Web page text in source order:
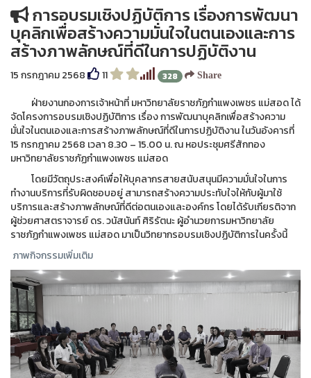
การอบรมเชิงปฏิบัติการ เรื่องการพัฒนา
บุคลิกเพื่อสร้างความมั่นใจในตนเองและการ
สร้างภาพลักษณ์ที่ดีในการปฏิบัติงาน
15 กรกฎาคม 2568 11 328 Share
ฝ่ายงานกองการเจ้าหน้าที่ มหาวิทยาลัยราชภัฏกำแพงเพชร แม่สอด ได้
จัดโครงการอบรมเชิงปฏิบัติการ เรื่อง การพัฒนาบุคลิกเพื่อสร้างความ
มั่นใจในตนเองและการสร้างภาพลักษณ์ที่ดีในการปฏิบัติงาน ในวันอังคารที่
15 กรกฎาคม 2568 เวลา 8.30 – 15.00 น. ณ หอประชุมศรีสักทอง
มหาวิทยาลัยราชภัฏกำแพงเพชร แม่สอด
โดยมีวัตถุประสงค์เพื่อให้บุคลากรสายสนับสนุนมีความมั่นใจในการ
ทำงานบริการที่รับผิดชอบอยู่ สามารถสร้างความประทับใจให้กับผู้มาใช้
บริการและสร้างภาพลักษณ์ที่ดีต่อตนเองและองค์กร โดยได้รับเกียรติจาก
ผู้ช่วยศาสตราจารย์ ดร. วนัสนันท์ ศิริรัตนะ ผู้อำนวยการมหาวิทยาลัย
ราชภัฏกำแพงเพชร แม่สอด มาเป็นวิทยากรอบรมเชิงปฏิบัติการในครั้งนี้
ภาพกิจกรรมเพิ่มเติม